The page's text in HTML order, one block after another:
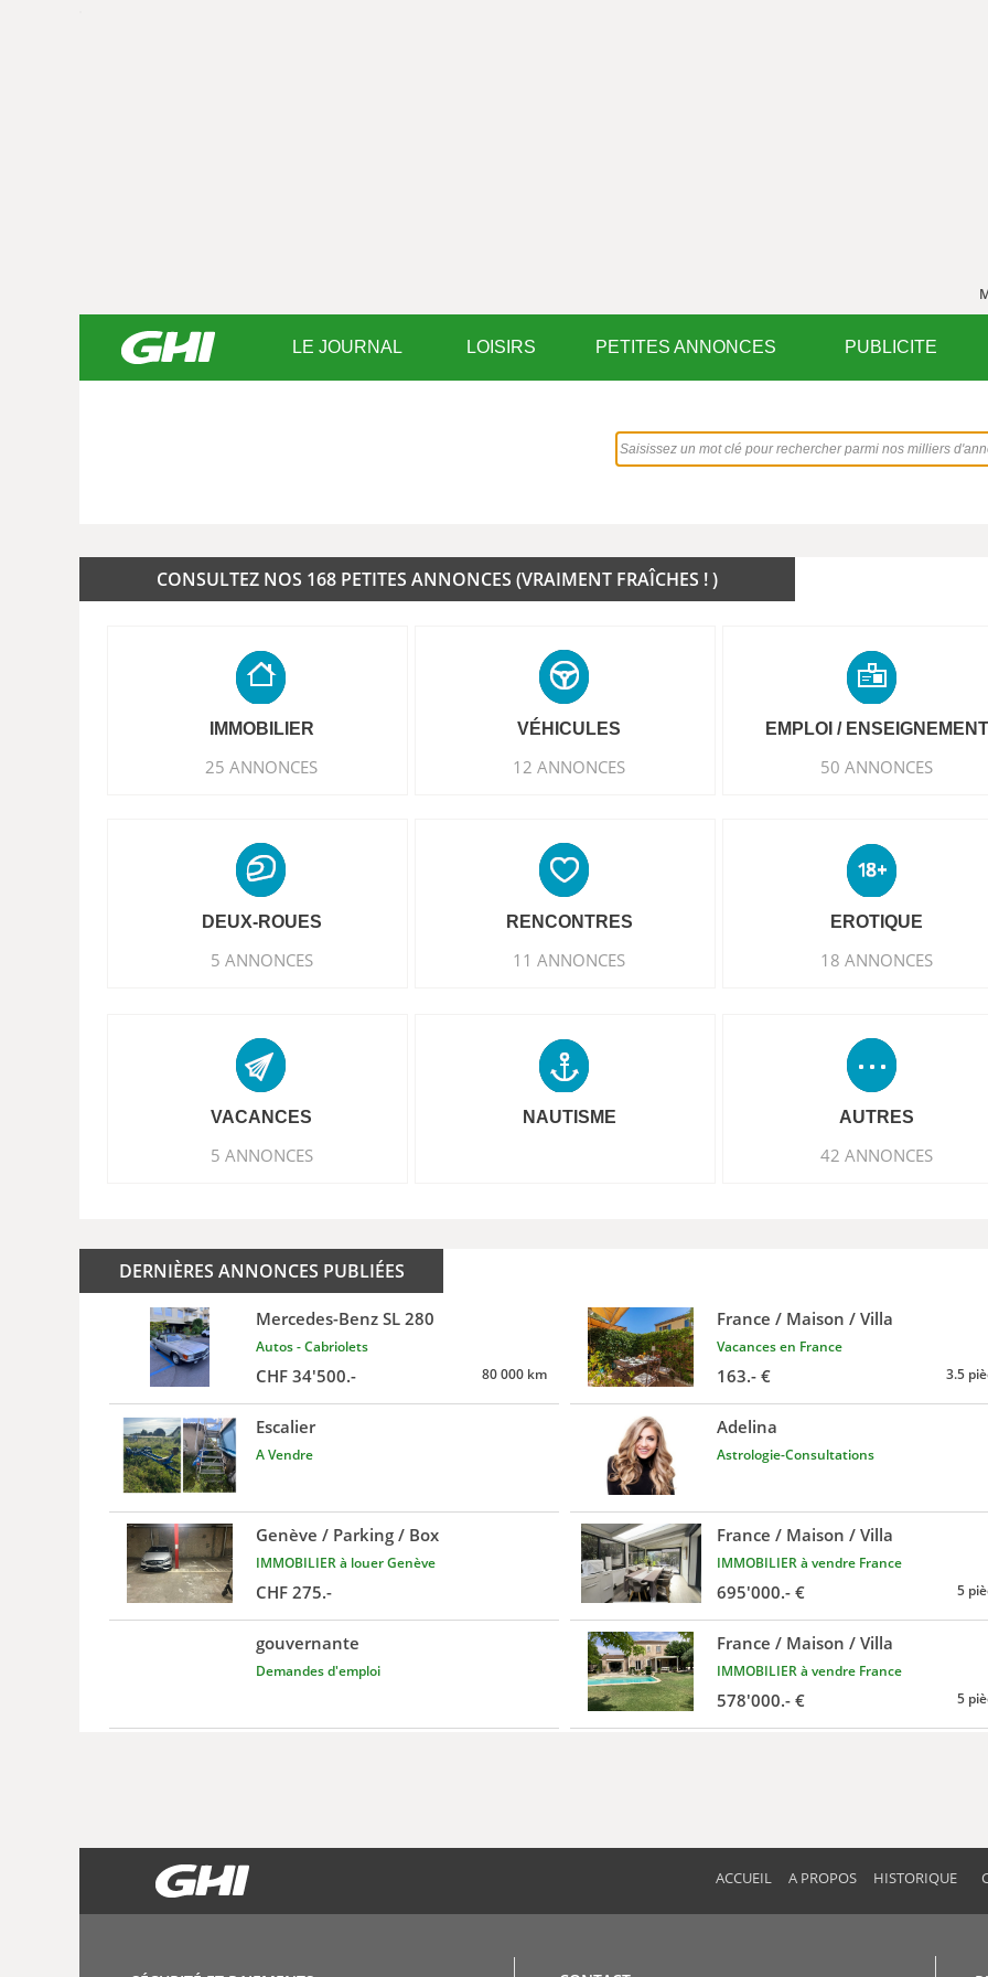
LE JOURNAL LOISIRS PETITES ANNONCES PUBLICITE
CONSULTEZ NOS 168 PETITES ANNONCES (VRAIMENT FRAÎCHES ! )
IMMOBILIER
25 ANNONCES
VÉHICULES
12 ANNONCES
EMPLOI / ENSEIGNEMENT
50 ANNONCES
DEUX-ROUES
5 ANNONCES
RENCONTRES
11 ANNONCES
EROTIQUE
18 ANNONCES
VACANCES
5 ANNONCES
NAUTISME AUTRES
42 ANNONCES
DERNIÈRES ANNONCES PUBLIÉES
Autos - Cabriolets
CHF 34'500.- 80 000 km
Mercedes-Benz SL 280
Vacances en France
163.- € 3.5
France / Maison / Villa
A Vendre
Escalier
Astrologie-Consultations
Adelina
IMMOBILIER à louer Genève
CHF 275.-
Genève / Parking / Box
IMMOBILIER à vendre France
695'000.- € 5
France / Maison / Villa
Demandes d'emploi
gouvernante
IMMOBILIER à vendre France
578'000.- € 5
France / Maison / Villa
ACCUEIL A PROPOS HISTORIQUE